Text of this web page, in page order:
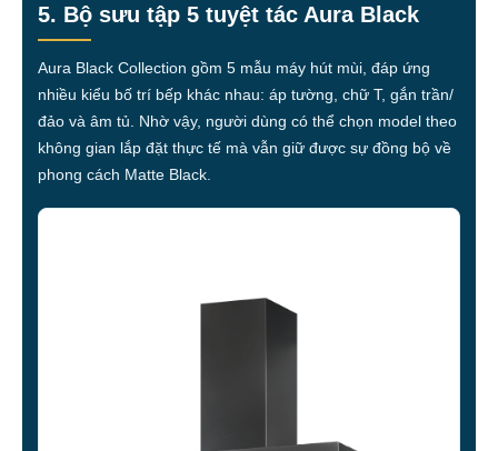
5. Bộ sưu tập 5 tuyệt tác Aura Black
Aura Black Collection gồm 5 mẫu máy hút mùi, đáp ứng
nhiều kiểu bố trí bếp khác nhau: áp tường, chữ T, gắn trần/
đảo và âm tủ. Nhờ vậy, người dùng có thể chọn model theo
không gian lắp đặt thực tế mà vẫn giữ được sự đồng bộ về
phong cách Matte Black.